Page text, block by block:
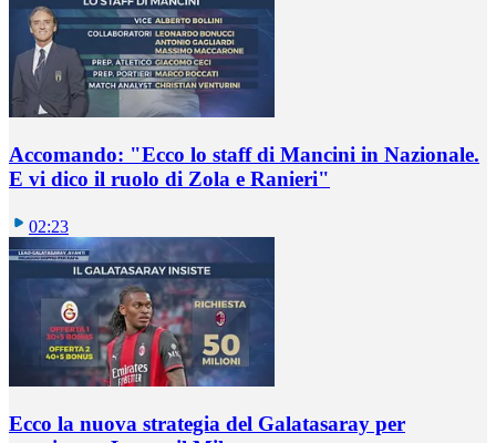
Accomando: "Ecco lo staff di Mancini in Nazionale.
E vi dico il ruolo di Zola e Ranieri"
02:23
Ecco la nuova strategia del Galatasaray per